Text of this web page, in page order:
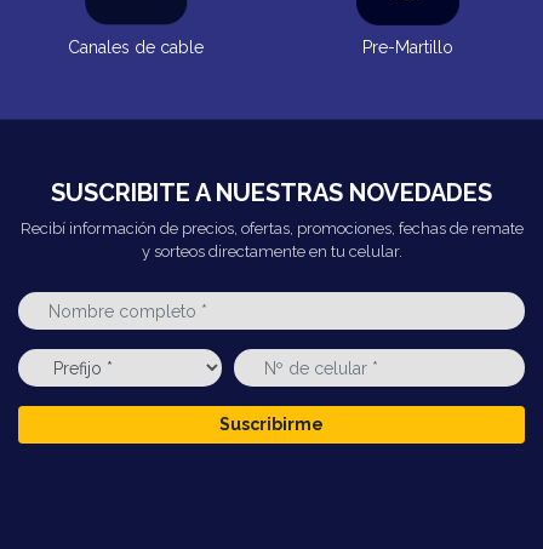
Canales de cable Pre-Martillo
SUSCRIBITE A NUESTRAS NOVEDADES
Recibí información de precios, ofertas, promociones, fechas de remate
y sorteos directamente en tu celular.
Suscribirme